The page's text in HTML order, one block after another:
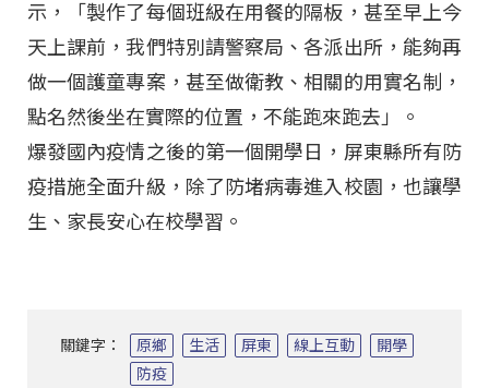
示，「製作了每個班級在用餐的隔板，甚至早上今
天上課前，我們特別請警察局、各派出所，能夠再
做一個護童專案，甚至做衛教、相關的用實名制，
點名然後坐在實際的位置，不能跑來跑去」。
爆發國內疫情之後的第一個開學日，屏東縣所有防
疫措施全面升級，除了防堵病毒進入校園，也讓學
生、家長安心在校學習。
關鍵字： 原鄉 生活 屏東 線上互動
開學
防疫